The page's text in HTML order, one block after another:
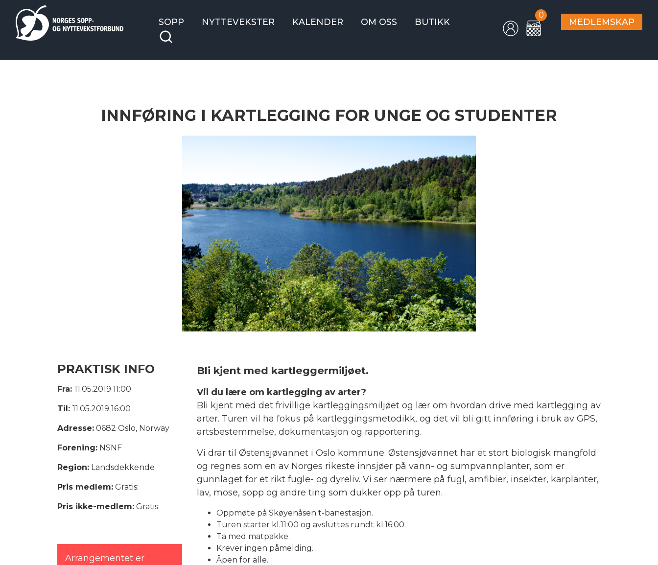
SOPP NYTTEVEKSTER KALENDER OM OSS BUTIKK
0
MEDLEMSKAP
INNFØRING I KARTLEGGING FOR UNGE OG STUDENTER
PRAKTISK INFO
Fra: 11.05.2019 11:00
Til: 11.05.2019 16:00
Adresse: 0682 Oslo, Norway
Forening: NSNF
Region: Landsdekkende
Pris medlem: Gratis:
Pris ikke-medlem: Gratis:
Arrangementet er
Bli kjent med kartleggermiljøet.
Vil du lære om kartlegging av arter?
Bli kjent med det frivillige kartleggingsmiljøet og lær om hvordan drive med kartlegging av
arter. Turen vil ha fokus på kartleggingsmetodikk, og det vil bli gitt innføring i bruk av GPS,
artsbestemmelse, dokumentasjon og rapportering.
Vi drar til Østensjøvannet i Oslo kommune. Østensjøvannet har et stort biologisk mangfold
og regnes som en av Norges rikeste innsjøer på vann- og sumpvannplanter, som er
gunnlaget for et rikt fugle- og dyreliv. Vi ser nærmere på fugl, amfibier, insekter, karplanter,
lav, mose, sopp og andre ting som dukker opp på turen.
Oppmøte på Skøyenåsen t-banestasjon.
Turen starter kl.11:00 og avsluttes rundt kl.16:00.
Ta med matpakke.
Krever ingen påmelding.
Åpen for alle.